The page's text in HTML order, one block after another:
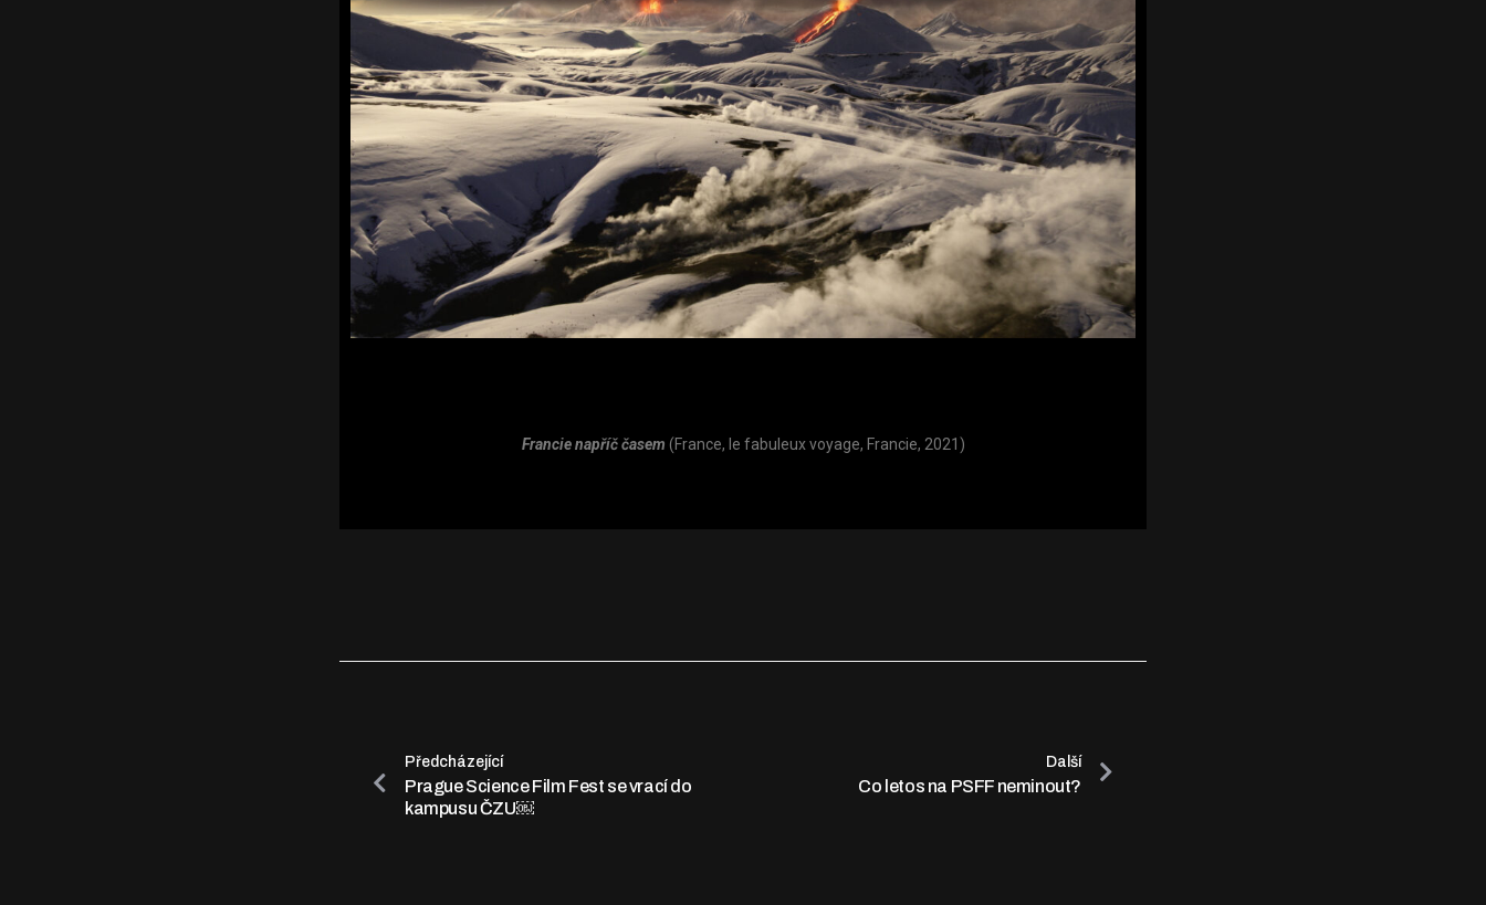
Francie napříč časem (France, le fabuleux voyage, Francie, 2021)
Předcházející
Prague Science Film Fest se vrací do
kampusu ČZU￼
Další
Co letos na PSFF neminout?